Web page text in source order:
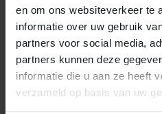
en om ons websiteverkeer te
informatie over uw gebruik
partners voor social media,
partners kunnen deze
informatie die u aan ze heeft
verzameld op basis van uw